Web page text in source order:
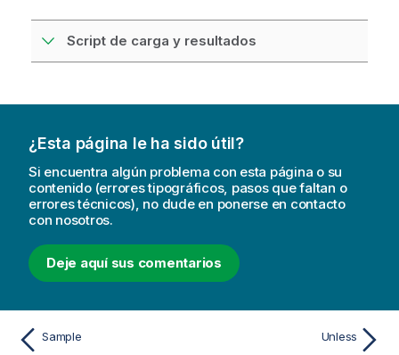
Script de carga y resultados
¿Esta página le ha sido útil?
Si encuentra algún problema con esta página o su
contenido (errores tipográficos, pasos que faltan o
errores técnicos), no dude en ponerse en contacto
con nosotros.
Deje aquí sus comentarios
Sample Unless